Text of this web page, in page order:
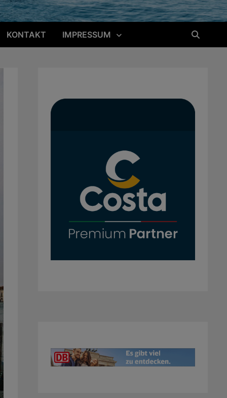
KONTAKT IMPRESSUM